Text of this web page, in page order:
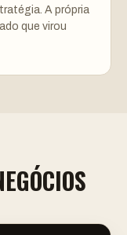
A própria
que virou